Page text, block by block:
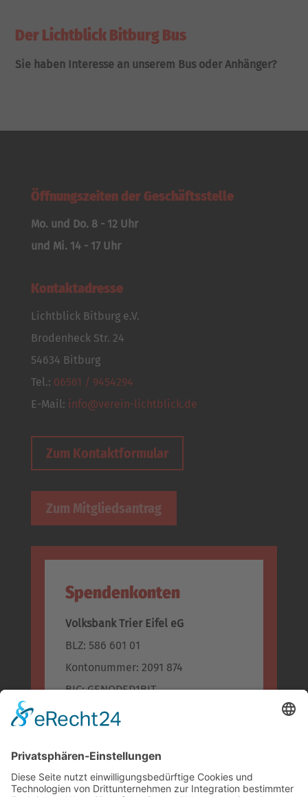
Der Lichtblick Bitburg Bus
Sie haben Interesse an unserem Bus oder Anhänger?
Öffnungszeiten der Geschäftsstelle
Mo. und Do. 8 - 12 Uhr
und Mi. 14 - 17 Uhr
Kontaktadresse
Lichtblick Bitburg e.V.
Brodenheck Str. 24
54634 Bitburg
Tel.: 06561 / 9454294
E-Mail: info@verein-lichtblick.de
Zum Kontaktformular
Zum Mitgliedsantrag
Spendenkonten
Volksbank Trier Eifel eG
BLZ: 586 601 01
Kontonummer: 2091 874
BIC: GENODED1BIT
IBAN: DE96 5866 0101 0002 0918 74
BLZ: 586 500 30
Konto-Nr.: 955 955